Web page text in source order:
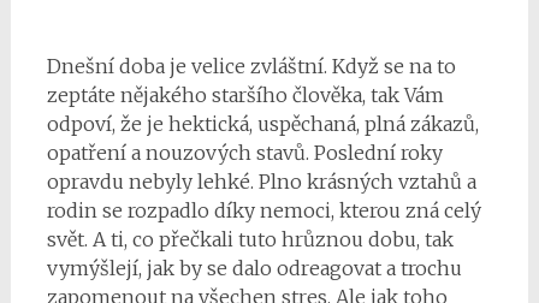
Dnešní doba je velice zvláštní. Když se na to
zeptáte nějakého staršího člověka, tak Vám
odpoví, že je hektická, uspěchaná, plná zákazů,
opatření a nouzových stavů. Poslední roky
opravdu nebyly lehké. Plno krásných vztahů a
rodin se rozpadlo díky nemoci, kterou zná celý
svět. A ti, co přečkali tuto hrůznou dobu, tak
vymýšlejí, jak by se dalo odreagovat a trochu
zapomenout na všechen stres. Ale jak toho